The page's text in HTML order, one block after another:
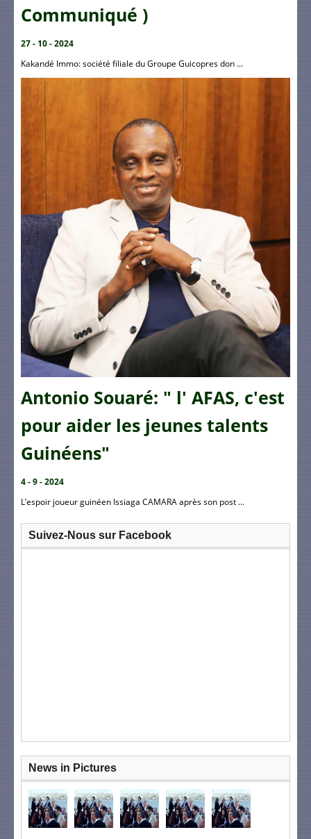
Communiqué )
27 - 10 - 2024
Kakandé Immo: société filiale du Groupe Guicopres don ...
Antonio Souaré: " l' AFAS, c'est
pour aider les jeunes talents
Guinéens"
4 - 9 - 2024
L’espoir joueur guinéen Issiaga CAMARA après son post ...
Suivez-Nous sur Facebook
News in Pictures